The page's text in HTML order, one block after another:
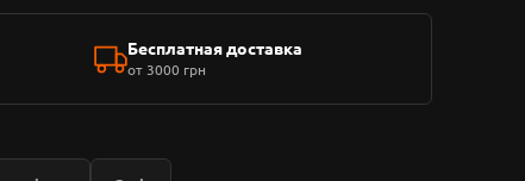
Бесплатная доставка
от 3000 грн